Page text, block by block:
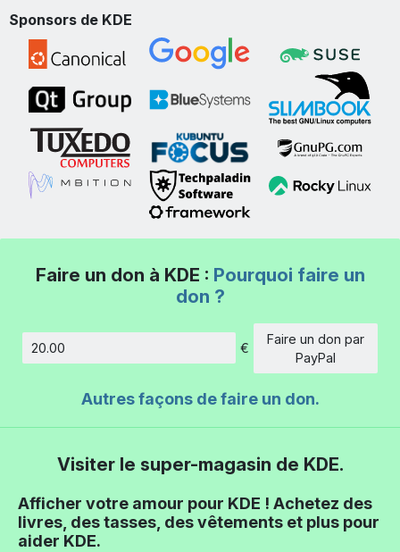
Sponsors de KDE
Faire un don à KDE : Pourquoi faire un
don ?
Montant
€
Faire un don par
PayPal
Autres façons de faire un don.
Visiter le super-magasin de KDE.
Afficher votre amour pour KDE ! Achetez des
livres, des tasses, des vêtements et plus pour
aider KDE.